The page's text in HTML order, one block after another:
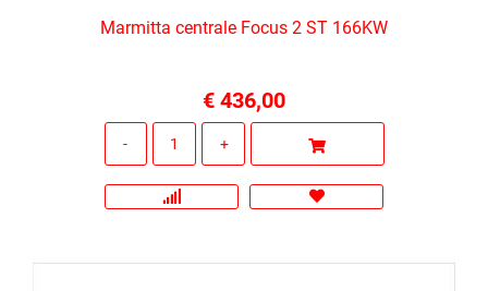
Marmitta centrale Focus 2 ST 166KW
€ 436,00